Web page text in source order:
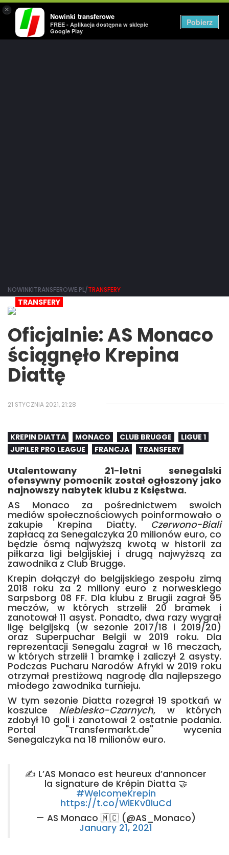
×
Nowinki transferowe
FREE - Aplikacja dostępna w sklepie
Google Play
Pobierz
NOWINKITRANSFEROWE.PL/TRANSFERY
TRANSFERY
Oficjalnie: AS Monaco
ściągnęło Krepina
Diattę
21 STYCZNIA 2021, 21:28
KREPIN DIATTA MONACO CLUB BRUGGE
LIGUE 1
JUPILER PRO LEAGUE
FRANCJA TRANSFERY
Utalentowany 21-letni senegalski
ofensywny pomocnik został ogłoszony jako
najnowszy nabytek klubu z Księstwa.
AS Monaco za pośrednictwem swoich
mediów społecznościowych poinformowało o
zakupie Krepina Diatty. Czerwono-Biali
zapłacą za Senegalczyka 20 milionów euro, co
będzie ósmą najwyższą kwotą w historii za
piłkarza ligi belgijskiej i drugą najwyższą za
zawodnika z Club Brugge.
Krepin dołączył do belgijskiego zespołu zimą
2018 roku za 2 miliony euro z norweskiego
Sarpsborg 08 FF. Dla klubu z Brugii zagrał 95
meczów, w których strzelił 20 bramek i
zanotował 11 asyst. Ponadto, dwa razy wygrał
ligę belgijską (w sezonie 2017/18 i 2019/20)
oraz Superpuchar Belgii w 2019 roku. Dla
reprezentacji Senegalu zagrał w 16 meczach,
w których strzelił 1 bramkę i zaliczył 2 asysty.
Podczas Pucharu Narodów Afryki w 2019 roku
otrzymał prestiżową nagrodę dla najlepszego
młodego zawodnika turnieju.
W tym sezonie Diatta rozegrał 19 spotkań w
koszulce Niebiesko-Czarnych, w których
zdobył 10 goli i zanotował 2 ostatnie podania.
Portal "Transfermarkt.de" wycenia
Senegalczyka na 18 milionów euro.
✍️ L’AS Monaco est heureux d’annoncer
la signature de Krépin Diatta 🤝
#WelcomeKrepin
https://t.co/WiEKv0luCd
— AS Monaco 🇲🇨 (@AS_Monaco)
January 21, 2021